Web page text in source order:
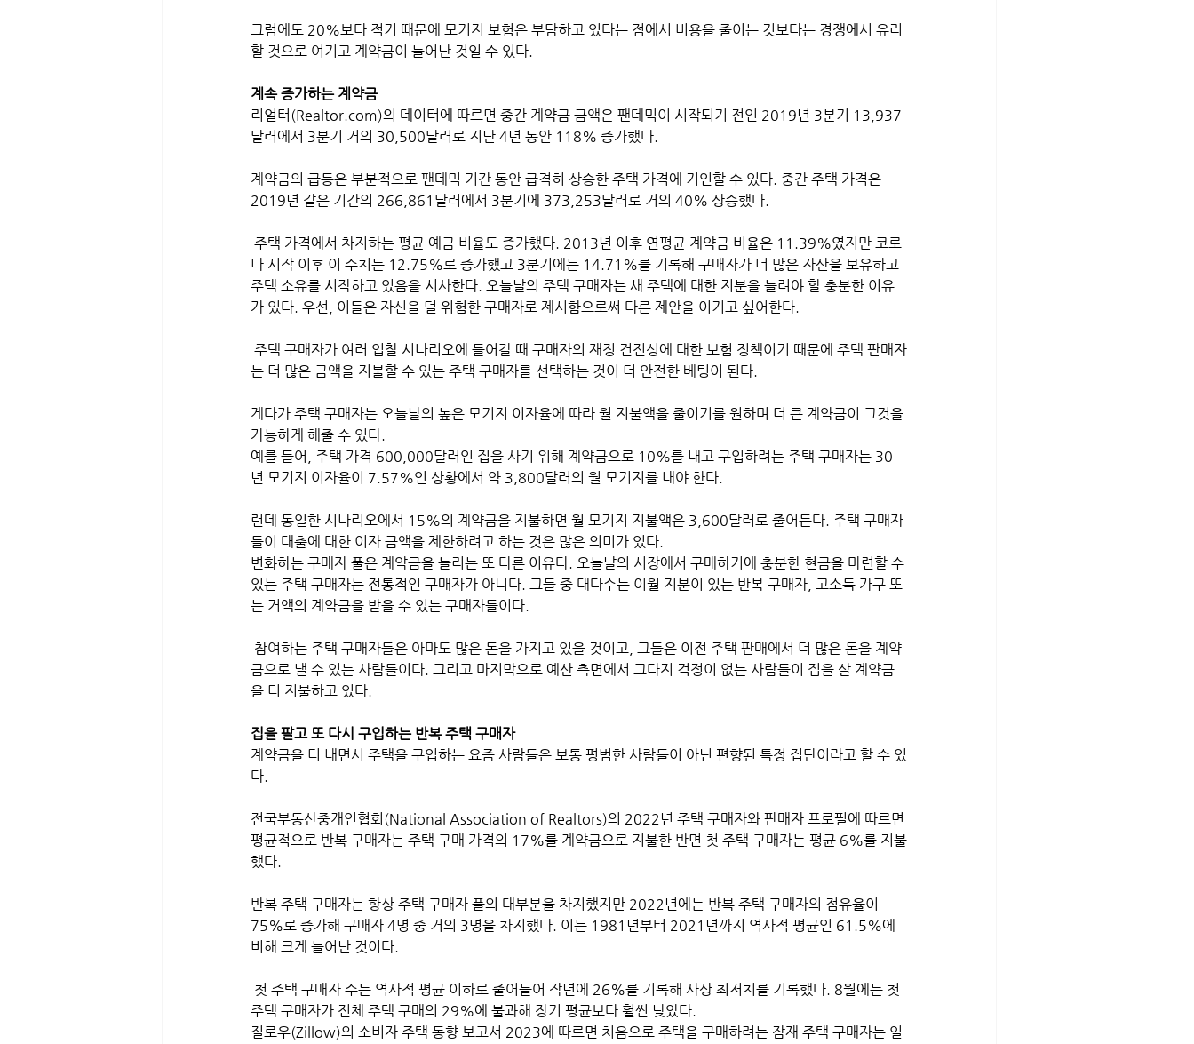
그럼에도 20%보다 적기 때문에 모기지 보험은 부담하고 있다는 점에서 비용을 줄이는 것보다는 경쟁에서 유리
할 것으로 여기고 계약금이 늘어난 것일 수 있다.
계속 증가하는 계약금
리얼터(Realtor.com)의 데이터에 따르면 중간 계약금 금액은 팬데믹이 시작되기 전인 2019년 3분기 13,937
달러에서 3분기 거의 30,500달러로 지난 4년 동안 118% 증가했다.
계약금의 급등은 부분적으로 팬데믹 기간 동안 급격히 상승한 주택 가격에 기인할 수 있다. 중간 주택 가격은
2019년 같은 기간의 266,861달러에서 3분기에 373,253달러로 거의 40% 상승했다.
나 시작 이후 이 수치는 12.75%로 증가했고 3분기에는 14.71%를 기록해 구매자가 더 많은 자산을 보유하고
주택 소유를 시작하고 있음을 시사한다. 오늘날의 주택 구매자는 새 주택에 대한 지분을 늘려야 할 충분한 이유
가 있다. 우선, 이들은 자신을 덜 위험한 구매자로 제시함으로써 다른 제안을 이기고 싶어한다.
는 더 많은 금액을 지불할 수 있는 주택 구매자를 선택하는 것이 더 안전한 베팅이 된다.
게다가 주택 구매자는 오늘날의 높은 모기지 이자율에 따라 월 지불액을 줄이기를 원하며 더 큰 계약금이 그것을
가능하게 해줄 수 있다.
예를 들어, 주택 가격 600,000달러인 집을 사기 위해 계약금으로 10%를 내고 구입하려는 주택 구매자는 30
년 모기지 이자율이 7.57%인 상황에서 약 3,800달러의 월 모기지를 내야 한다.
런데 동일한 시나리오에서 15%의 계약금을 지불하면 월 모기지 지불액은 3,600달러로 줄어든다. 주택 구매자
들이 대출에 대한 이자 금액을 제한하려고 하는 것은 많은 의미가 있다.
변화하는 구매자 풀은 계약금을 늘리는 또 다른 이유다. 오늘날의 시장에서 구매하기에 충분한 현금을 마련할 수
있는 주택 구매자는 전통적인 구매자가 아니다. 그들 중 대다수는 이월 지분이 있는 반복 구매자, 고소득 가구 또
는 거액의 계약금을 받을 수 있는 구매자들이다.
금으로 낼 수 있는 사람들이다. 그리고 마지막으로 예산 측면에서 그다지 걱정이 없는 사람들이 집을 살 계약금
을 더 지불하고 있다.
집을 팔고 또 다시 구입하는 반복 주택 구매자
계약금을 더 내면서 주택을 구입하는 요즘 사람들은 보통 평범한 사람들이 아닌 편향된 특정 집단이라고 할 수 있
다.
전국부동산중개인협회(National Association of Realtors)의 2022년 주택 구매자와 판매자 프로필에 따르면
평균적으로 반복 구매자는 주택 구매 가격의 17%를 계약금으로 지불한 반면 첫 주택 구매자는 평균 6%를 지불
했다.
반복 주택 구매자는 항상 주택 구매자 풀의 대부분을 차지했지만 2022년에는 반복 주택 구매자의 점유율이
75%로 증가해 구매자 4명 중 거의 3명을 차지했다. 이는 1981년부터 2021년까지 역사적 평균인 61.5%에
비해 크게 늘어난 것이다.
주택 구매자가 전체 주택 구매의 29%에 불과해 장기 평균보다 훨씬 낮았다.
질로우(Zillow)의 소비자 주택 동향 보고서 2023에 따르면 처음으로 주택을 구매하려는 잠재 주택 구매자는 일